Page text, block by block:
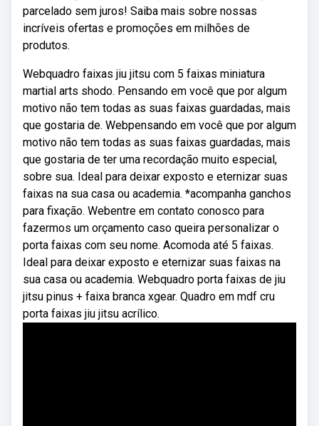
parcelado sem juros! Saiba mais sobre nossas
incríveis ofertas e promoções em milhões de
produtos.
Webquadro faixas jiu jitsu com 5 faixas miniatura
martial arts shodo. Pensando em você que por algum
motivo não tem todas as suas faixas guardadas, mais
que gostaria de. Webpensando em você que por algum
motivo não tem todas as suas faixas guardadas, mais
que gostaria de ter uma recordação muito especial,
sobre sua. Ideal para deixar exposto e eternizar suas
faixas na sua casa ou academia. *acompanha ganchos
para fixação. Webentre em contato conosco para
fazermos um orçamento caso queira personalizar o
porta faixas com seu nome. Acomoda até 5 faixas.
Ideal para deixar exposto e eternizar suas faixas na
sua casa ou academia. Webquadro porta faixas de jiu
jitsu pinus + faixa branca xgear. Quadro em mdf cru
porta faixas jiu jitsu acrílico.